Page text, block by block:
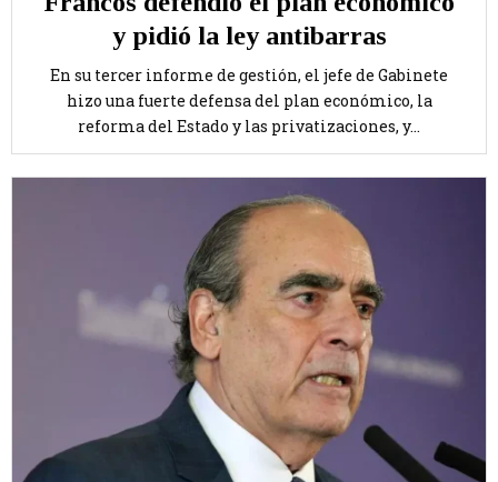
y pidió la ley antibarras
En su tercer informe de gestión, el jefe de Gabinete
hizo una fuerte defensa del plan económico, la
reforma del Estado y las privatizaciones, y...